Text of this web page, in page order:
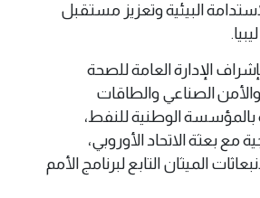
البيئية وتعزيز مستقبل
الإدارة العامة للصحة
والأمن الصناعي والطاقات
بالمؤسسة الوطنية للنفط،
مع بعثة الاتحاد الأوروبي،
الميثان التابع لبرنامج الأمم